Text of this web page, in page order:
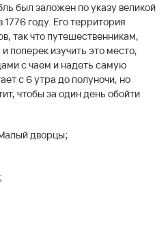
был заложен по указу великой
году. Его территория
так что путешественникам,
поперек изучить это место,
с чаем и надеть самую
с 6 утра до полуночи, но
чтобы за один день обойти
дворцы;